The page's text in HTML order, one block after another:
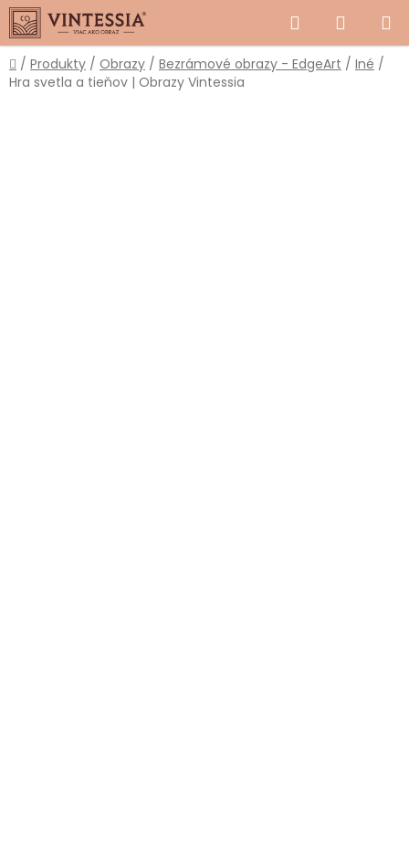
Prejsť
na
obsah
Hľadať
KOŠÍK
Domov
/ Produkty / Obrazy / Bezrámové obrazy - EdgeArt / Iné /
Hra svetla a tieňov | Obrazy Vintessia